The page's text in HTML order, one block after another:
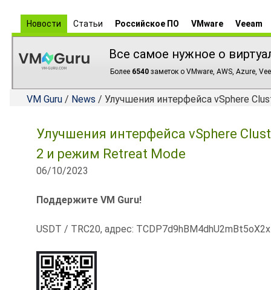
Новости Статьи Российское ПО VMware Veeam
Все самое нужное о
Более 6540 заметок о VMware, AWS, Azure,
VM Guru / News / Улучшения интерфейса vSphere
Улучшения интерфейса vSphere
2 и режим Retreat Mode
06/10/2023
Поддержите VM Guru!
USDT / TRC20, адрес: